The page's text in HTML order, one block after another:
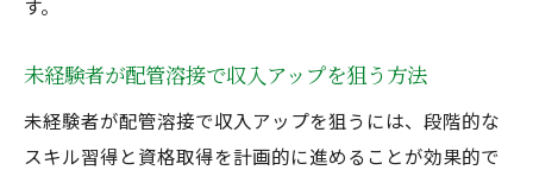
す。
未経験者が配管溶接で収入アップを狙う方法
未経験者が配管溶接で収入アップを狙うには、段階的な
スキル習得と資格取得を計画的に進めることが効果的で